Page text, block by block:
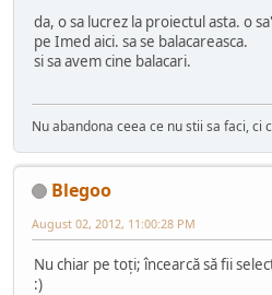
da, o sa lucrez la proiectul asta. o
pe Imed aici. sa se balacareasca.
si sa avem cine balacari.
Nu abandona ceea ce nu stii sa faci, ci
Blegoo
August 02, 2012, 11:00:28 PM
Nu chiar pe toți; încearcă să fii
:)